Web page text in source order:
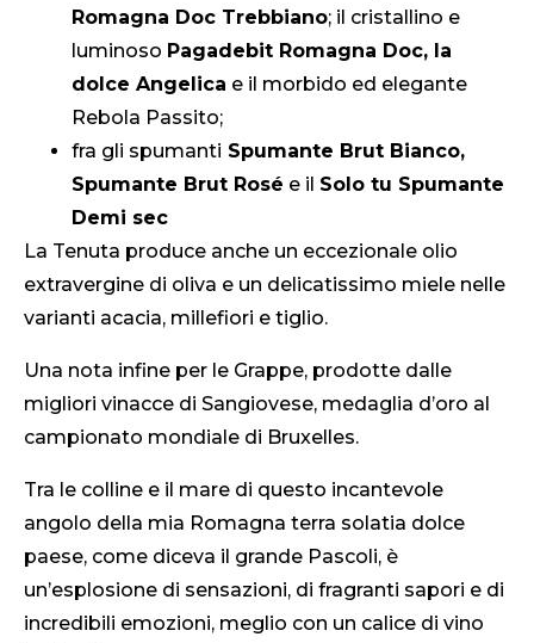
Romagna Doc Trebbiano; il cristallino e
luminoso Pagadebit Romagna Doc, la
dolce Angelica e il morbido ed elegante
Rebola Passito;
fra gli spumanti Spumante Brut Bianco,
Spumante Brut Rosé e il Solo tu Spumante
Demi sec
La Tenuta produce anche un eccezionale olio
extravergine di oliva e un delicatissimo miele nelle
varianti acacia, millefiori e tiglio.
Una nota infine per le Grappe, prodotte dalle
migliori vinacce di Sangiovese, medaglia d’oro al
campionato mondiale di Bruxelles.
Tra le colline e il mare di questo incantevole
angolo della mia Romagna terra solatia dolce
paese, come diceva il grande Pascoli, è
un’esplosione di sensazioni, di fragranti sapori e di
incredibili emozioni, meglio con un calice di vino